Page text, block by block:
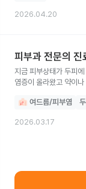
2026.04.20
피부과 전문의
지금 피부상태가 두피
염증이 올라왔고 약이
여드름/피부염
2026.03.17